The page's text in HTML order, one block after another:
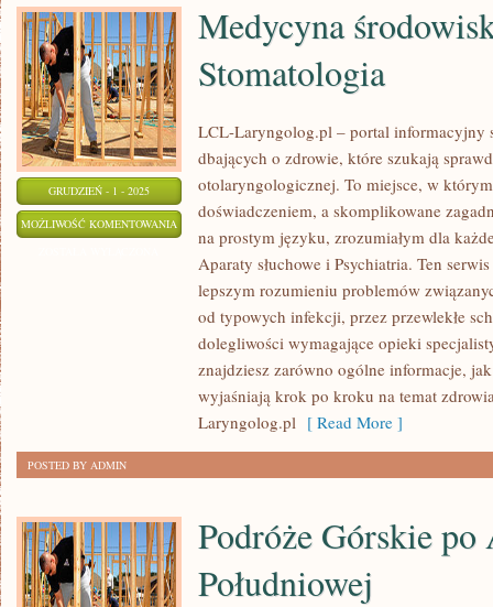
GRUDZIEŃ - 1 - 2025
MOŻLIWOŚĆ KOMENTOWANIA
ŚRODOWISKOWA
STOMATOLOGIA
Medycyna
Stomatologia
LCL-Laryngolog.pl – portal informacyjny
dbających o zdrowie, które szukają
otolaryngologicznej. To miejsce, w
doświadczeniem, a skomplikowane
na prostym języku, zrozumiałym dla
Aparaty słuchowe i Psychiatria. Ten
lepszym rozumieniu problemów
od typowych infekcji, przez przewlekłe
dolegliwości wymagające opieki
znajdziesz zarówno ogólne informacje,
wyjaśniają krok po kroku na temat
Laryngolog.pl [ Read More ]
POSTED BY ADMIN
Podróże Górskie po
Południowej